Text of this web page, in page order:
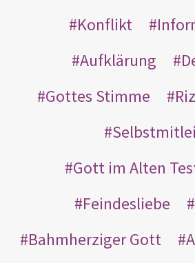
Konflikt
Aufklärung
Gottes Stimme
Gott im Alten
Feindesliebe
Bahmherziger Gott